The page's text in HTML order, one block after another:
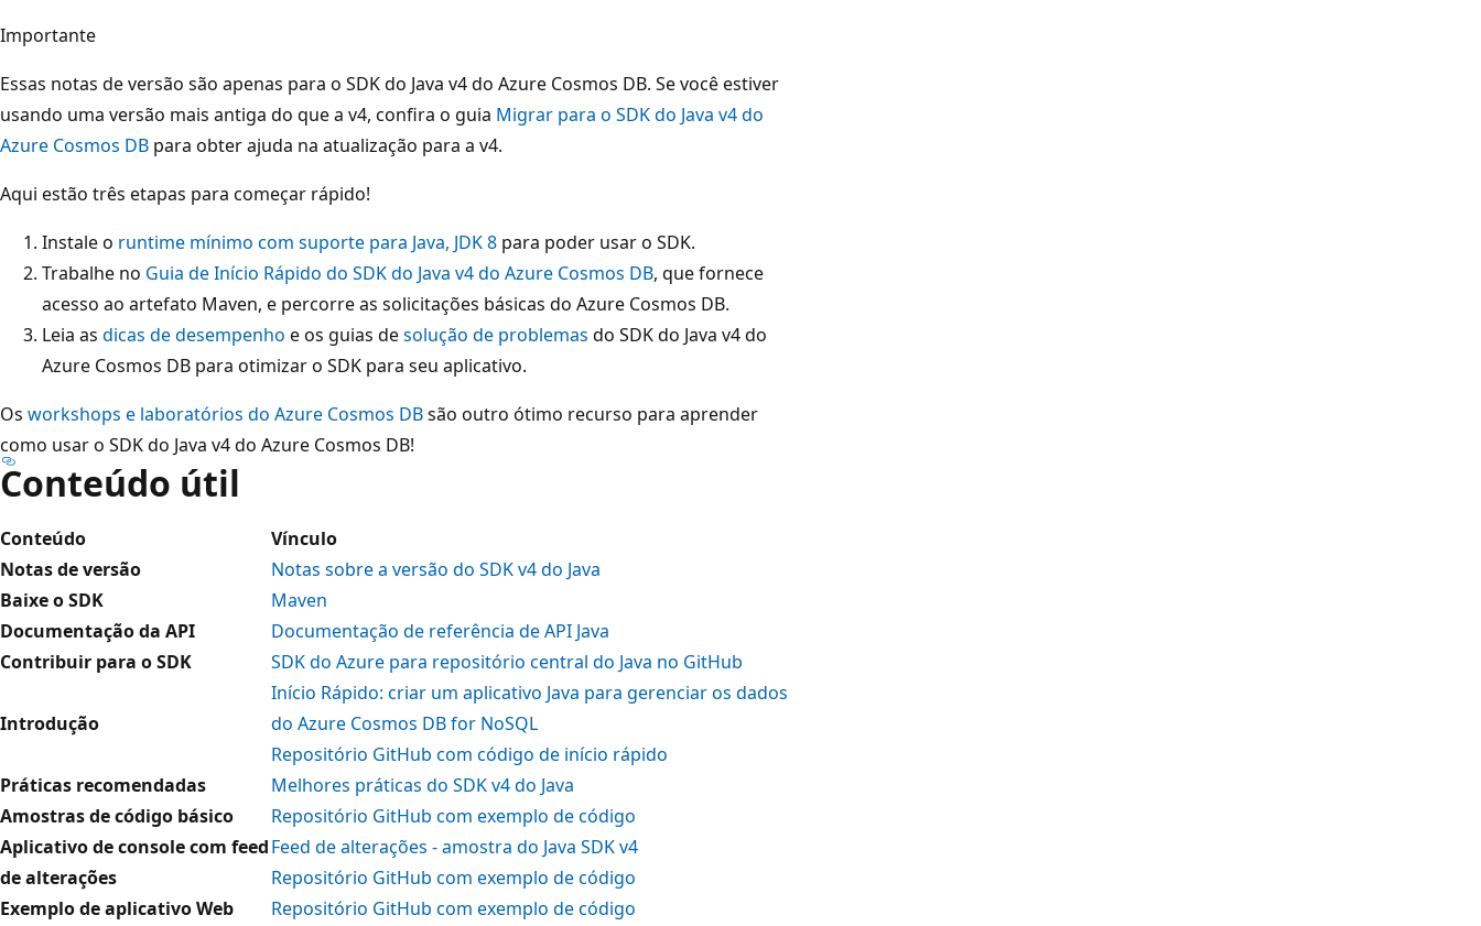
Importante
Essas notas de versão são apenas para o SDK do Java v4 do Azure Cosmos DB. Se você estiver
usando uma versão mais antiga do que a v4, confira o guia Migrar para o SDK do Java v4 do
Azure Cosmos DB para obter ajuda na atualização para a v4.
Aqui estão três etapas para começar rápido!
Instale o runtime mínimo com suporte para Java, JDK 8 para poder usar o SDK.
Trabalhe no Guia de Início Rápido do SDK do Java v4 do Azure Cosmos DB, que fornece
acesso ao artefato Maven, e percorre as solicitações básicas do Azure Cosmos DB.
Leia as dicas de desempenho e os guias desolução de problemas do SDK do Java v4 do
Azure Cosmos DB para otimizar o SDK para seu aplicativo.
Os workshops e laboratórios do Azure Cosmos DBsão outro ótimo recurso para aprender
como usar o SDK do Java v4 do Azure Cosmos DB!
Conteúdo útil
Conteúdo
Vínculo
Notas de versão
Notas sobre a versão do SDK v4 do Java
Baixe o SDK
Maven
Documentação da API
Documentação de referência de API Java
Contribuir para o SDK
SDK do Azure para repositório central do Java no GitHub
Introdução
Início Rápido: criar um aplicativo Java para gerenciar os dados
do Azure Cosmos DB for NoSQL
Repositório GitHub com código de início rápido
Práticas recomendadas
Melhores práticas do SDK v4 do Java
Amostras de código básico
Repositório GitHub com exemplo de código
Aplicativo de console com feed
de alterações
Feed de alterações - amostra do Java SDK v4
Repositório GitHub com exemplo de código
Exemplo de aplicativo Web
Repositório GitHub com exemplo de código